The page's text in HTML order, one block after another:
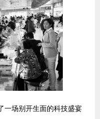
一场别开生面的科技盛宴